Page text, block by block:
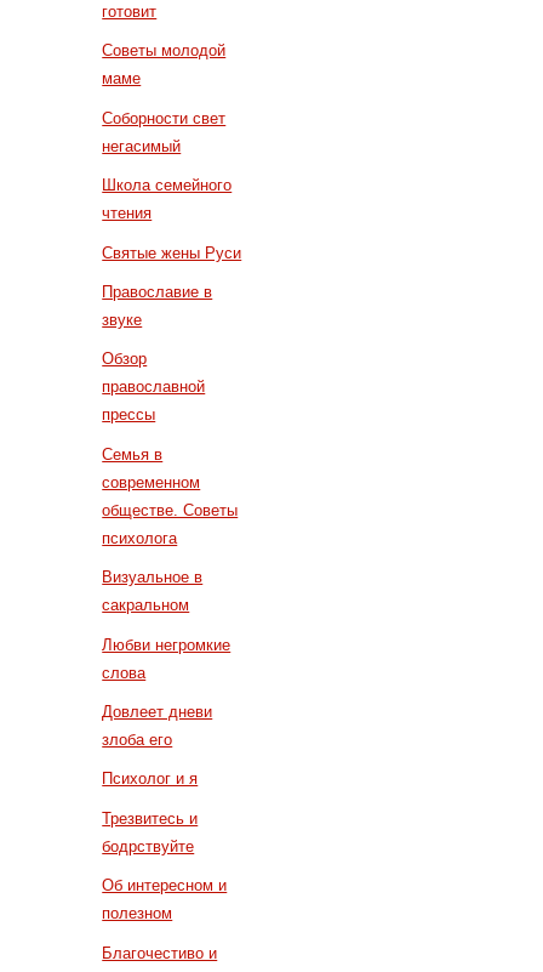
готовит
Советы молодой
маме
Соборности свет
негасимый
Школа семейного
чтения
Святые жены Руси
Православие в
звуке
Обзор
православной
прессы
Семья в
современном
обществе. Советы
психолога
Визуальное в
сакральном
Любви негромкие
слова
Довлеет дневи
злоба его
Психолог и я
Трезвитесь и
бодрствуйте
Об интересном и
полезном
Благочестиво и